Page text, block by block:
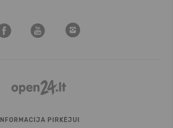
INFORMACIJA PIRKĖJUI